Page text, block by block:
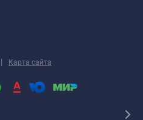
| Карта сайта